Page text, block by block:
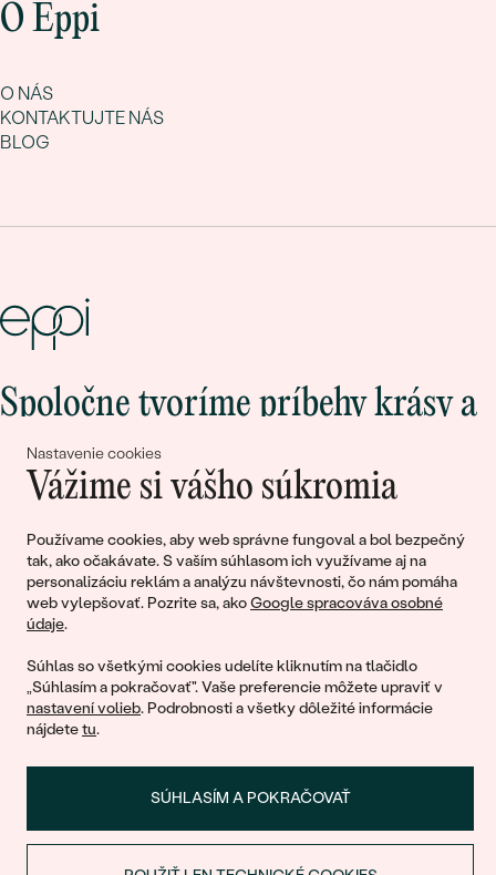
Nastavenie cookies
Vážime si vášho súkromia
Používame cookies, aby web správne fungoval a bol bezpečný
tak, ako očakávate. S vaším súhlasom ich využívame aj na
personalizáciu reklám a analýzu návštevnosti, čo nám pomáha
web vylepšovať. Pozrite sa, akoGoogle spracováva osobné
údaje.
Súhlas so všetkými cookies udelíte kliknutím na tlačidlo
„Súhlasím a pokračovať". Vaše preferencie môžete upraviť v
nastavení volieb. Podrobnosti a všetky dôležité informácie
nájdetetu.
SÚHLASÍM A POKRAČOVAŤ
O Eppi
O NÁS
KONTAKTUJTE NÁS
BLOG
Spoločne tvoríme príbehy krásy a
lásky
© 2011 - 2026, Eppi.sk